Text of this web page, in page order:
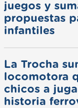
juegos y
propuestas
infantiles
La Trocha
locomotora
chicos a
historia